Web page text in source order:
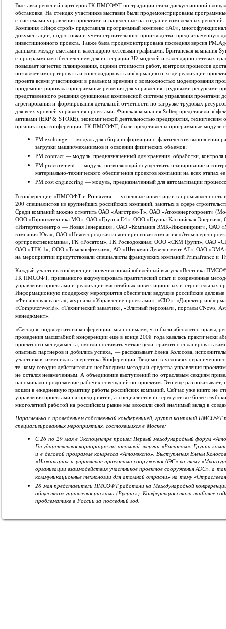
Выставка решений партнеров ГК ПМСОФТ по традиции стала дискуссионной
обстановке. На стендах участников выставки были продемонстрированы
с системами управления проектами и нацеленные на создание комплексных решений.
Компания «Инфострой» представила программный комплекс «А0»,
документации, подготовки и учета строительного производства, предназначенную
инвестиционного проекта. Также была продемонстрирована последняя версия
данными между сметами и календарно-сетевыми графиками. Британская компания
с программным обеспечением для интеграции 3D-моделей и календарно-сетевых
повышает качество планирования, оценки стоимости работ, контроля процессов
позволяет импортировать и консолидировать информацию о ходе реализации
проекта всеми участниками в реальном времени с возможностью моделирования
продемонстрировала программные решения для управления трудовыми ресурсами
представленного решения функционал комплексной системы управления проектами
агрегирования и формирования детальной отчетности по загрузке трудовых
для всех уровней управления проектами. Финская компания Solteq представили
активами (ERP & STORE), экономической деятельностью предприятия,
организатора конференции, ГК ПМСОФТ, были представлены программные модули
PM.exchange — модуль для сбора информации о фактическом выполнении
загрузки машин/механизмов и освоении физических объемов;
PM.contract — модуль, предназначенный для хранения, обработки,
PM.procurement — модуль, позволяющий осуществить планирование и
материально-технического обеспечения проектов компании на всех этапах
PM.cost engineering — модуль, предназначенный для автоматизации
В конференции «ПМСОФТ и Primavera — успешные инвестиции в промышленность и
200 специалистов из крупнейших российских компаний, занятых в сфере
Среди компаний можно отметить ОАО «Ангстрем-Т», ОАО «Атомэнергопроект»
ООО «Горпожтехника МО», ОАО «Группа Е4», ООО «Группа Каспийская
«Интертехэлектро — Новая Генерация», ОАО «Компания ЭМК-Инжиниринг», ОАО
компания Юга», ОАО «Нижегородская инжиниринговая компания
оргпроектэкономика», ГК «Росатом», ГК Росводоканал, ООО «СКМ Групп», ОАО
ОАО «ТГК-1», ООО «Томскнефтехим», АО «Штокман Девелопмент АГ», ОАО
на мероприятии присутствовали специалисты французских компаний Primafrance и
Каждый участник конференции получил новый юбилейный выпуск «Вестника
ГК ПМСОФТ, призванного аккумулировать практический опыт и современные
управления проектами и реализации масштабных инвестиционных и строительных
Информационную поддержку мероприятия обеспечили ведущие российские деловые
«Финансовая газета», журналы «Управление проектами», «CIO», «Директор
«Computerworld», «Технический заказчик», «Элитный персонал», порталы CNews,
менеджмент».
«Сегодня, подводя итоги конференции, мы понимаем, что были абсолютно правы,
проведения масштабной конференции еще в конце 2008 года казалась практически
проектного менеджмента, смогли поставить четкие цели, грамотно спланировать
опытных партнеров и добились успеха, — рассказывает Елена Колосова,
участников, изменилась энергетика Конференции. Видимо, в условиях
те, кому сегодня действительно необходимы методы и средства управления
не остался незамеченным. А объединение выступлений по отраслевым секциям
напоминало продолжение рабочих совещаний по проектам. Это еще раз показывает,
вошли в ежедневную практику работы российских компаний. Сейчас уже никто не
управления проектами на предприятии, а специалистов интересуют все более
многолетней работой на российском рынке мы вложили свой значимый вклад в
Параллельно с проведением собственной конференцией, группа компаний ПМСОФТ
специализированных мероприятиях, состоявшихся в Москве:
С 26 по 29 мая в Экспоцентре прошел Первый международный форум
Государственная корпорация по атомной энергии «Росатом». Группа
и в деловой программе конгресса «Атомэкспо». Выступления Елены
«Инжиниринг и управление проектами сооружения АЭС» на тему
организации взаимодействия участников проектов сооружения АЭС», а
коммуникационные технологии для атомной отрасли» на тему
28 мая представители ПМСОФТ работали на Международной конференции
обществом управления рисками (Русриск). Конференция стала наиболее
проблематике в России за последний год.